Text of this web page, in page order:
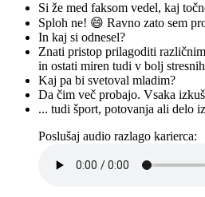
Si že med faksom vedel, kaj
Sploh ne! 😄 Ravno zato sem
In kaj si odnesel?
Znati pristop prilagoditi
in ostati miren tudi v bolj
Kaj pa bi svetoval mladim?
Da čim več probajo. Vsaka
... tudi šport, potovanja ali delo
Poslušaj audio razlago karierca: